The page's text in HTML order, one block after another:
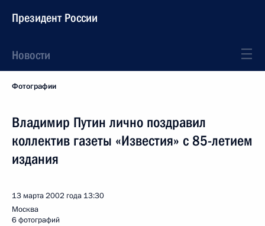
Президент России
Новости
Фотографии
Владимир Путин лично поздравил
коллектив газеты «Известия» с 85-летием
издания
13 марта 2002 года 13:30
Москва
6 фотографий